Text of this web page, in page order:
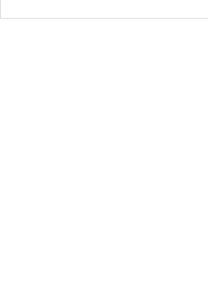
设备